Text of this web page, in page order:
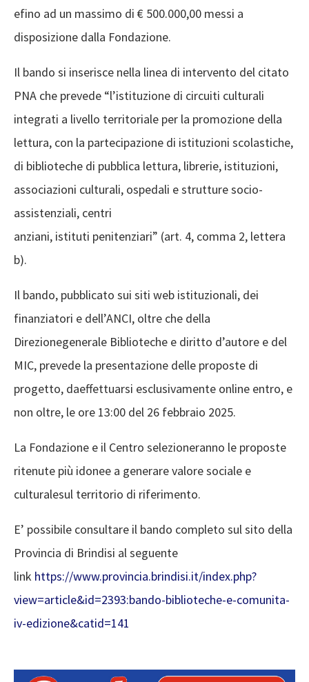
efino ad un massimo di € 500.000,00 messi a
disposizione dalla Fondazione.
Il bando si inserisce nella linea di intervento del citato
PNA che prevede “l’istituzione di circuiti culturali
integrati a livello territoriale per la promozione della
lettura, con la partecipazione di istituzioni scolastiche,
di biblioteche di pubblica lettura, librerie, istituzioni,
associazioni culturali, ospedali e strutture socio-
assistenziali, centri
anziani, istituti penitenziari” (art. 4, comma 2, lettera
b).
Il bando, pubblicato sui siti web istituzionali, dei
finanziatori e dell’ANCI, oltre che della
Direzionegenerale Biblioteche e diritto d’autore e del
MIC, prevede la presentazione delle proposte di
progetto, daeffettuarsi esclusivamente online entro, e
non oltre, le ore 13:00 del 26 febbraio 2025.
La Fondazione e il Centro selezioneranno le proposte
ritenute più idonee a generare valore sociale e
culturalesul territorio di riferimento.
E’ possibile consultare il bando completo sul sito della
Provincia di Brindisi al seguente
link https://www.provincia.brindisi.it/index.php?
view=article&id=2393:bando-biblioteche-e-comunita-
iv-edizione&catid=141